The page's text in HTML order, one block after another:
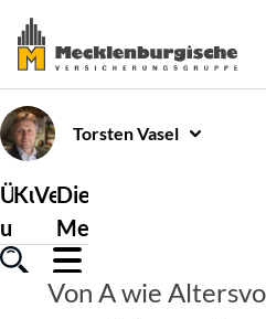
TorstenVasel
Über
uns
Kundenservice
Versicherungen
Die
Mecklenburgische
Von A wie